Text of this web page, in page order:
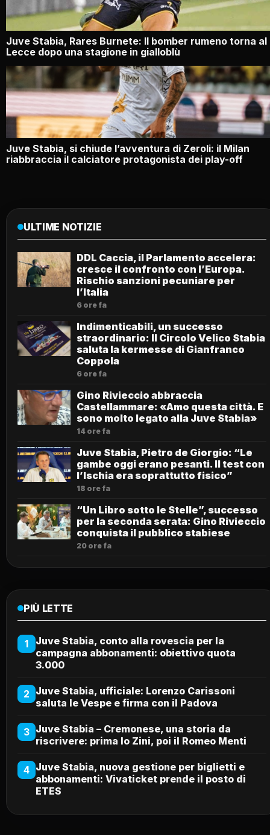
Juve Stabia, Rares Burnete: Il bomber rumeno torna al
Lecce dopo una stagione in gialloblù
Juve Stabia, si chiude l’avventura di Zeroli: il Milan
riabbraccia il calciatore protagonista dei play-off
ULTIME NOTIZIE
DDL Caccia, il Parlamento accelera:
cresce il confronto con l’Europa.
Rischio sanzioni pecuniare per
l’Italia
6 ore fa
Indimenticabili, un successo
straordinario: Il Circolo Velico Stabia
saluta la kermesse di Gianfranco
Coppola
6 ore fa
Gino Rivieccio abbraccia
Castellammare: «Amo questa città. E
sono molto legato alla Juve Stabia»
14 ore fa
Juve Stabia, Pietro de Giorgio: “Le
gambe oggi erano pesanti. Il test con
l’Ischia era soprattutto fisico”
18 ore fa
“Un Libro sotto le Stelle”, successo
per la seconda serata: Gino Rivieccio
conquista il pubblico stabiese
20 ore fa
PIÙ LETTE
1
Juve Stabia, conto alla rovescia per la
campagna abbonamenti: obiettivo quota
3.000
2 Juve Stabia, ufficiale: Lorenzo Carissoni
saluta le Vespe e firma con il Padova
3 Juve Stabia – Cremonese, una storia da
riscrivere: prima lo Zini, poi il Romeo Menti
4 Juve Stabia, nuova gestione per biglietti e
abbonamenti: Vivaticket prende il posto di
ETES